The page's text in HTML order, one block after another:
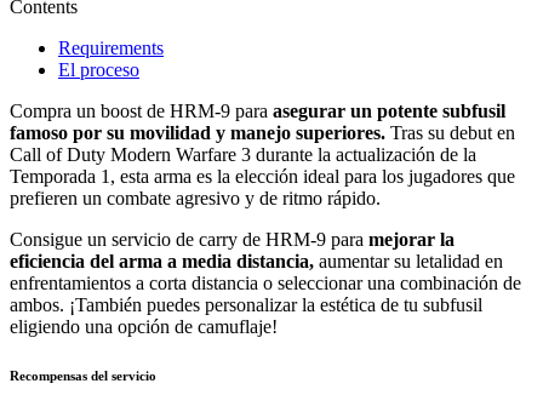
Contents
Requirements
El proceso
Compra un boost de HRM-9 para asegurar un potente subfusil
famoso por su movilidad y manejo superiores. Tras su debut en
Call of Duty Modern Warfare 3 durante la actualización de la
Temporada 1, esta arma es la elección ideal para los jugadores que
prefieren un combate agresivo y de ritmo rápido.
Consigue un servicio de carry de HRM-9 para mejorar la
eficiencia del arma a media distancia, aumentar su letalidad en
enfrentamientos a corta distancia o seleccionar una combinación de
ambos. ¡También puedes personalizar la estética de tu subfusil
eligiendo una opción de camuflaje!
Recompensas del servicio